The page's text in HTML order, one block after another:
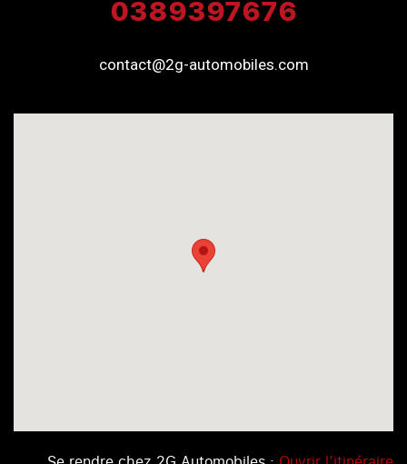
0389397676
contact@2g-automobiles.com